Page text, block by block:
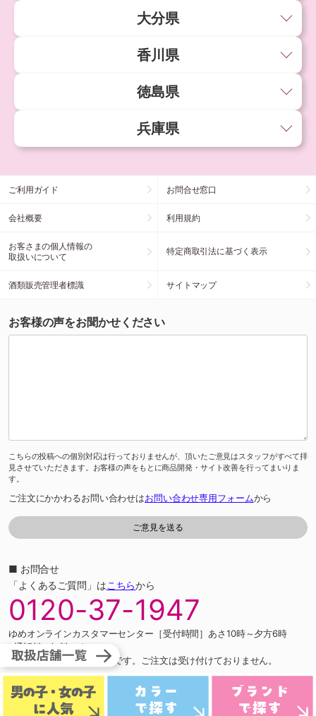
大分県
香川県
徳島県
兵庫県
ご利用ガイド お問合せ窓口
会社概要 利用規約
お客さまの個人情報の
取扱いについて
特定商取引法に基づく表示
酒類販売管理者標識 サイトマップ
お客様の声をお聞かせください
こちらの投稿への個別対応は行っておりませんが、頂いたご意見はスタッフがすべて拝
見させていただきます。お客様の声をもとに商品開発・サイト改善を行ってまいりま
す。
ご注文にかかわるお問い合わせはお問い合わせ専用フォームから
■ お問合せ
「よくあるご質問」はこちらから
0120-37-1947
ゆめオンラインカスタマーセンター［受付時間］あさ10時～夕方6時
※通話料は無料です。
※ネット専用のお問合せ先です。ご注文は受け付けておりません。
PCサイト